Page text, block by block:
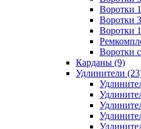
Воротки
Воротки
Воротки
Воротки
Карданы (9)
Удлинители